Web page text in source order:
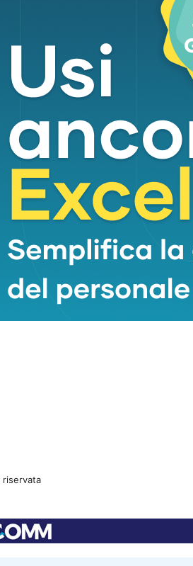
Days’ di Patti Smith è
of Day’, uscito per
Patti Smith sono un
sfumature. Questa riuscita
come un’artista completa,
della
e arte sia del
con una riflessione del
di Val D’Elsa-Montalcino”.
EventiREDAZIONE